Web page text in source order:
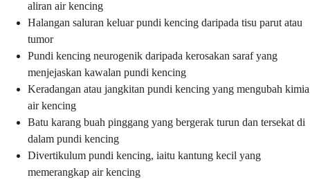
aliran air kencing
Halangan saluran keluar pundi kencing daripada tisu parut atau
tumor
Pundi kencing neurogenik daripada kerosakan saraf yang
menjejaskan kawalan pundi kencing
Keradangan atau jangkitan pundi kencing yang mengubah kimia
air kencing
Batu karang buah pinggang yang bergerak turun dan tersekat di
dalam pundi kencing
Divertikulum pundi kencing, iaitu kantung kecil yang
memerangkap air kencing